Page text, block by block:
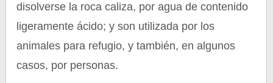
disolverse la roca caliza, por agua de contenido
ligeramente ácido; y son utilizada por los
animales para refugio, y también, en algunos
casos, por personas.